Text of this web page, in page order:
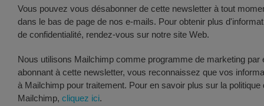
Vous pouvez vous désabonner de cette newsletter à tout
dans le bas de page de nos e-mails. Pour obtenir plus
de confidentialité, rendez-vous sur notre site Web.
Nous utilisons Mailchimp comme programme de marketing par
abonnant à cette newsletter, vous reconnaissez que vos
à Mailchimp pour traitement. Pour en savoir plus sur la politique
Mailchimp, cliquez ici.